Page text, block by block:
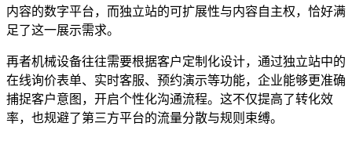
内容的数字平台，而独立站的可扩展性与内容自主权，恰好满
足了这一展示需求。
再者机械设备往往需要根据客户定制化设计，通过独立站中的
在线询价表单、实时客服、预约演示等功能，企业能够更准确
捕捉客户意图，开启个性化沟通流程。这不仅提高了转化效
率，也规避了第三方平台的流量分散与规则束缚。